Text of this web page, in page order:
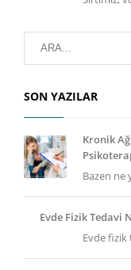
SON YAZILAR
Kronik
Bazen ne
Evde Fizik Tedavi
Evde